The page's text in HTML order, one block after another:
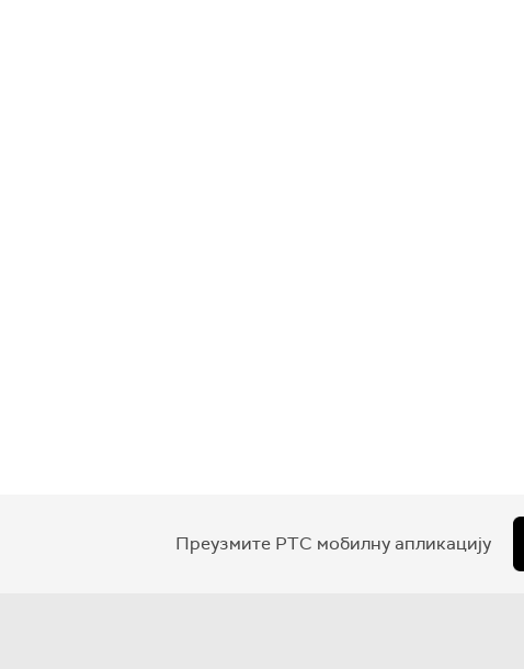
Преузмите РТС мобилну апликацију